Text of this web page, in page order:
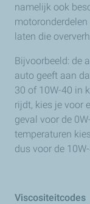
namelijk ook
laten die
Bijvoorbeeld: de
auto geeft aan
30 of 10W-40 in
rijdt, kies je voor
geval voor de
temperaturen
dus voor de
Viscositeitcodes